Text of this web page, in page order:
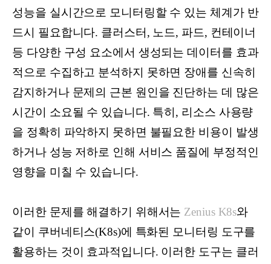
성능을 실시간으로 모니터링할 수 있는 체계가 반
드시 필요합니다. 클러스터, 노드, 파드, 컨테이너
등 다양한 구성 요소에서 생성되는 데이터를 효과
적으로 수집하고 분석하지 못하면 장애를 신속히
감지하거나 문제의 근본 원인을 진단하는 데 많은
시간이 소요될 수 있습니다. 특히, 리소스 사용량
을 정확히 파악하지 못하면 불필요한 비용이 발생
하거나 성능 저하로 인해 서비스 품질에 부정적인
영향을 미칠 수 있습니다.
이러한 문제를 해결하기 위해서는 Zenius K8s와
같이 쿠버네티스(K8s)에 특화된 모니터링 도구를
활용하는 것이 효과적입니다. 이러한 도구는 클러